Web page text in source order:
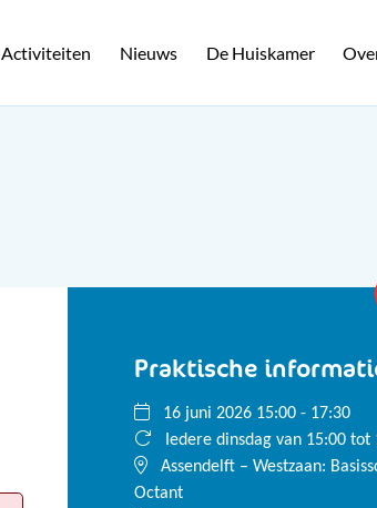
Activiteiten Nieuws De Huiskamer
Praktische
16 juni 2026 15:00 - 17:30
Iedere dinsdag van 15:00 tot
Assendelft – Westzaan:
Octant